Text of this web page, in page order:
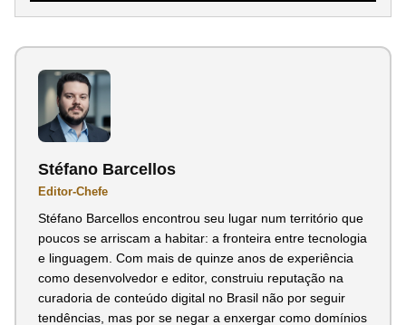
Stéfano Barcellos
Editor-Chefe
Stéfano Barcellos encontrou seu lugar num território que
poucos se arriscam a habitar: a fronteira entre tecnologia
e linguagem. Com mais de quinze anos de experiência
como desenvolvedor e editor, construiu reputação na
curadoria de conteúdo digital no Brasil não por seguir
tendências, mas por se negar a enxergar como domínios